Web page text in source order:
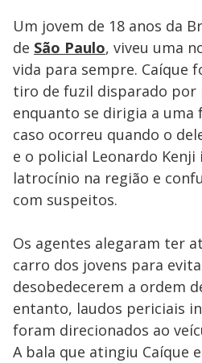
Um jovem de 18 anos da
de São Paulo, viveu uma
vida para sempre. Caíque
tiro de fuzil disparado por
enquanto se dirigia a uma
caso ocorreu quando o
e o policial Leonardo
latrocínio na região e
com suspeitos.
Os agentes alegaram ter
carro dos jovens para
desobedecerem a ordem
entanto, laudos periciais
foram direcionados ao
A bala que atingiu Caíque